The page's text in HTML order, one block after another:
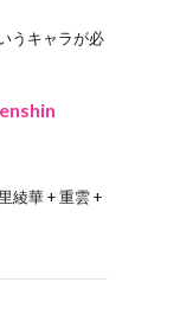
うキャラが必
綾華 + 重雲 +